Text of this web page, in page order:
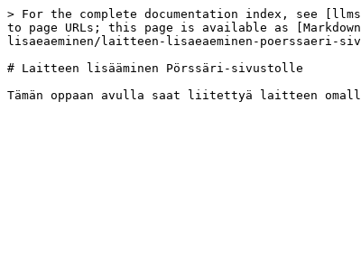
> For the complete documentation index, see
to page URLs; this page is available as
lisaeaeminen/laitteen-lisaeaeminen-poerssaeri-
# Laitteen lisääminen Pörssäri-sivustolle